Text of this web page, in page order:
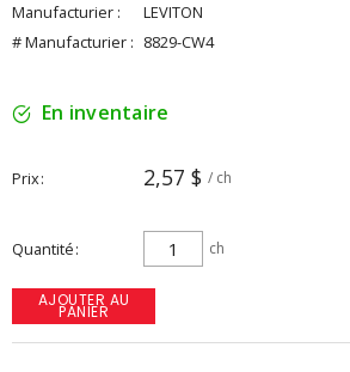
Manufacturier :
LEVITON
# Manufacturier : 8829-CW4
En inventaire
Prix 2,57 $ / ch
Quantité ch
AJOUTER AU
PANIER